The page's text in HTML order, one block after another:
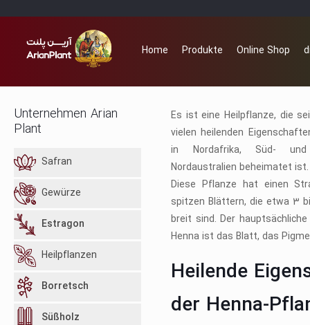
Home Produkte Online Shop
Es ist eine Heilpflanze, die
vielen heilenden
in Nordafrika, Süd-
Nordaustralien beheimatet ist.
Diese Pflanze hat einen
spitzen Blättern, die etwa 3
breit sind. Der
Henna ist das Blatt, das
Heilende
der Henna-
Unternehmen Arian
Plant
Safran
Gewürze
Estragon
Heilpflanzen
Borretsch
Süßholz